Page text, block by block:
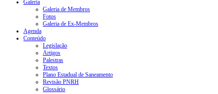
Galeria
Galeria de Membros
Fotos
Galeria de Ex-Membros
Agenda
Conteúdo
Legislação
Artigos
Palestras
Textos
Plano Estadual de Saneamento
Revisão PNRH
Glossário